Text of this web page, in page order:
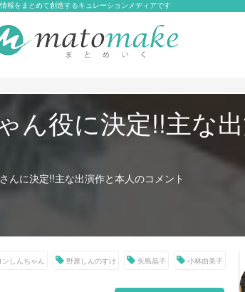
情報をまとめて創造するキュレーションメディアです
ん役に決定!!主な
んに決定!!主な出演作と本人のコメント
ンしんちゃん 野原しんのすけ 矢島晶子 小林由美子